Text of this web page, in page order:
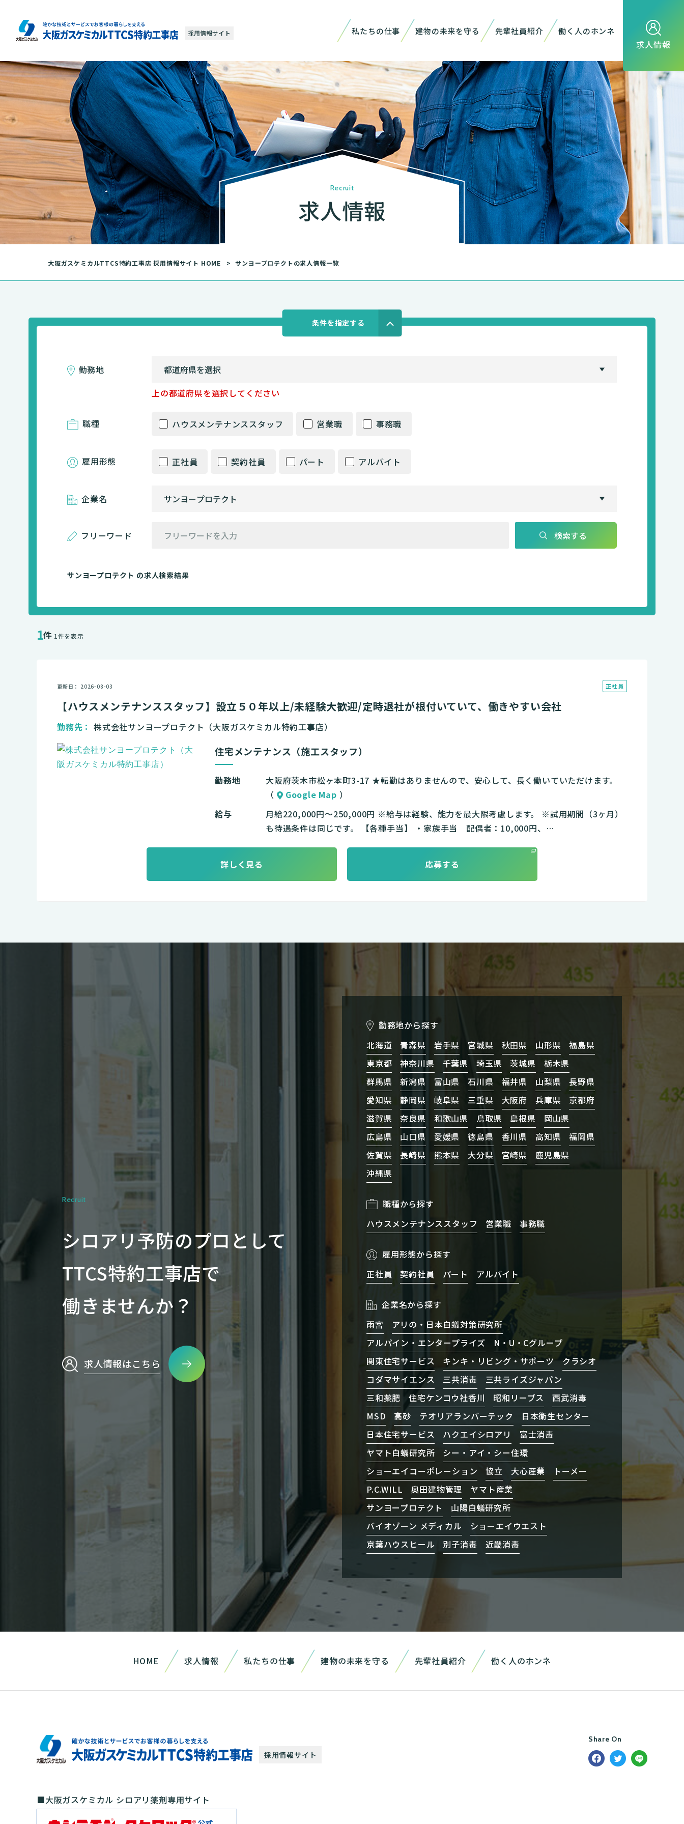
採用情報サイト 私たちの仕事 建物の未来を守る 先輩社員紹介 働く人のホンネ
求人情報
Recruit
求人情報
大阪ガスケミカルTTCS特約工事店 採用情報サイト HOME サンヨープロテクトの求人情報一覧
条件を指定する
勤務地
上の都道府県を選択してください
職種 ハウスメンテナンススタッフ 営業職 事務職
雇用形態 正社員 契約社員 パート アルバイト
企業名
フリーワード
サンヨープロテクト の求人検索結果
1件 1件を表示
更新日 2026-08-03 正社員
【ハウスメンテナンススタッフ】設立５０年以上/未経験大歓迎/定時退社が根付いていて、働きやすい会社
勤務先 株式会社サンヨープロテクト（大阪ガスケミカル特約工事店）
住宅メンテナンス（施工スタッフ）
勤務地
大阪府茨木市松ヶ本町3-17 ★転勤はありませんので、安心して、長く働いていただけます。
（
Google Map ）
給与
月給220,000円～250,000円 ※給与は経験、能力を最大限考慮します。 ※試用期間（3ヶ月）
も待遇条件は同じです。 【各種手当】 ・家族手当 配偶者：10,000円、…
詳しく見る 応募する
Recruit
シロアリ予防のプロとして
TTCS特約工事店で
働きませんか？
求人情報はこちら
勤務地から探す
北海道
青森県 岩手県 宮城県 秋田県 山形県
福島県
東京都
神奈川県 千葉県 埼玉県 茨城県
栃木県
群馬県
新潟県 富山県 石川県 福井県 山梨県
長野県
愛知県
静岡県 岐阜県 三重県 大阪府 兵庫県
京都府
滋賀県
奈良県 和歌山県 鳥取県 島根県
岡山県
広島県
山口県 愛媛県 徳島県 香川県 高知県
福岡県
佐賀県
長崎県 熊本県 大分県 宮崎県
鹿児島県
沖縄県
職種から探す
ハウスメンテナンススタッフ
営業職 事務職
雇用形態から探す
正社員
契約社員 パート アルバイト
企業名から探す
雨宮
アリの・日本白蟻対策研究所
アルパイン・エンタープライズ
N・U・Cグループ
関東住宅サービス
キンキ・リビング・サポーツ
クラシオ
コダマサイエンス
三共消毒
三共ライズジャパン
三和薬肥
住宅ケンコウ社香川 昭和リーブス
西武消毒
MSD
高砂 テオリアランバーテック
日本衛生センター
日本住宅サービス
ハクエイシロアリ
富士消毒
ヤマト白蟻研究所
シー・アイ・シー住環
ショーエイコーポレーション
協立 大心産業
トーメー
P.C.WILL
奥田建物管理
ヤマト産業
サンヨープロテクト
山陽白蟻研究所
バイオゾーン メディカル
ショーエイウエスト
京葉ハウスヒール
別子消毒 近畿消毒
HOME 求人情報 私たちの仕事 建物の未来を守る 先輩社員紹介 働く人のホンネ
採用情報サイト
Share On
■大阪ガスケミカル シロアリ薬剤専用サイト